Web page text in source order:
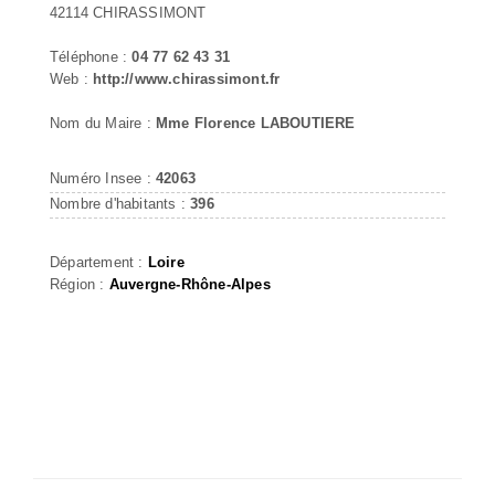
42114 CHIRASSIMONT
Téléphone :04 77 62 43 31
Web : http://www.chirassimont.fr
Nom du Maire : Mme Florence LABOUTIERE
Numéro Insee : 42063
Nombre d'habitants :396
Département : Loire
Région : Auvergne-Rhône-Alpes